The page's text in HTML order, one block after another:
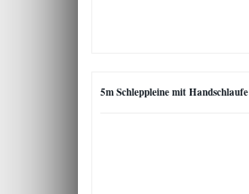
5m Schleppleine mit Handschlaufe